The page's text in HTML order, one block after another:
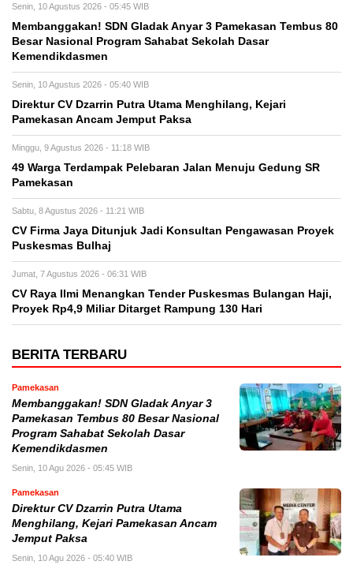
Senin, 10 Agustus 2026 - 05:45 WIB
Membanggakan! SDN Gladak Anyar 3 Pamekasan Tembus 80
Besar Nasional Program Sahabat Sekolah Dasar
Kemendikdasmen
Senin, 10 Agustus 2026 - 05:40 WIB
Direktur CV Dzarrin Putra Utama Menghilang, Kejari
Pamekasan Ancam Jemput Paksa
Minggu, 9 Agustus 2026 - 11:18 WIB
49 Warga Terdampak Pelebaran Jalan Menuju Gedung SR
Pamekasan
Sabtu, 8 Agustus 2026 - 11:21 WIB
CV Firma Jaya Ditunjuk Jadi Konsultan Pengawasan Proyek
Puskesmas Bulhaj
Jumat, 7 Agustus 2026 - 06:31 WIB
CV Raya Ilmi Menangkan Tender Puskesmas Bulangan Haji,
Proyek Rp4,9 Miliar Ditarget Rampung 130 Hari
BERITA TERBARU
Pamekasan
Membanggakan! SDN Gladak Anyar 3
Pamekasan Tembus 80 Besar Nasional
Program Sahabat Sekolah Dasar
Kemendikdasmen
Senin, 10 Agu 2026 - 05:45 WIB
Pamekasan
Direktur CV Dzarrin Putra Utama
Menghilang, Kejari Pamekasan Ancam
Jemput Paksa
Senin, 10 Agu 2026 - 05:40 WIB